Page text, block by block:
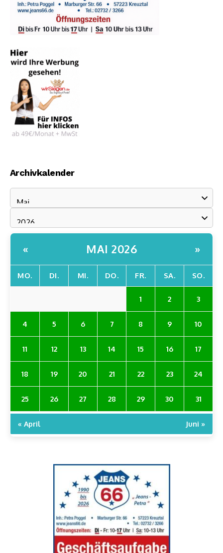
Archivkalender
« MAI 2026 »
MO. DI. MI. DO. FR. SA. SO.
1 2 3
4 5 6 7 8 9 10
11 12 13 14 15 16 17
18 19 20 21 22 23 24
25 26 27 28 29 30 31
« April Juni »